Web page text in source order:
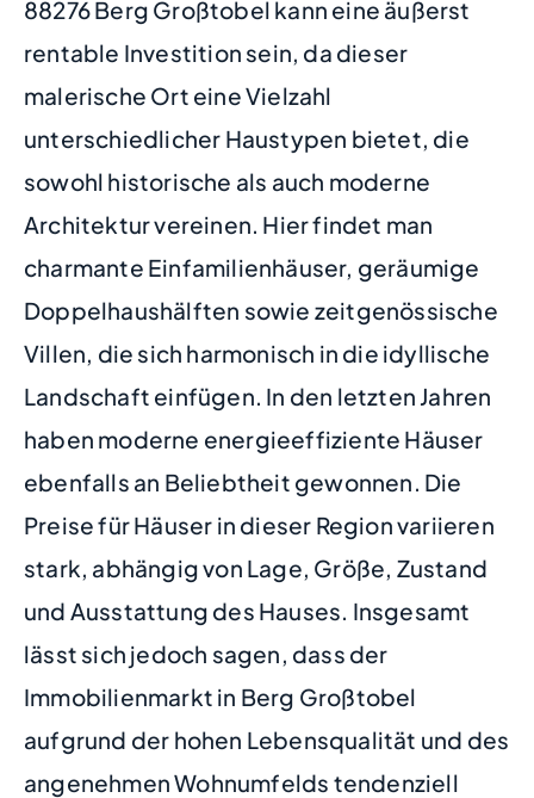
88276 Berg Großtobel kann eine äußerst
rentable Investition sein, da dieser
malerische Ort eine Vielzahl
unterschiedlicher Haustypen bietet, die
sowohl historische als auch moderne
Architektur vereinen. Hier findet man
charmante Einfamilienhäuser, geräumige
Doppelhaushälften sowie zeitgenössische
Villen, die sich harmonisch in die idyllische
Landschaft einfügen. In den letzten Jahren
haben moderne energieeffiziente Häuser
ebenfalls an Beliebtheit gewonnen. Die
Preise für Häuser in dieser Region variieren
stark, abhängig von Lage, Größe, Zustand
und Ausstattung des Hauses. Insgesamt
lässt sich jedoch sagen, dass der
Immobilienmarkt in Berg Großtobel
aufgrund der hohen Lebensqualität und des
angenehmen Wohnumfelds tendenziell